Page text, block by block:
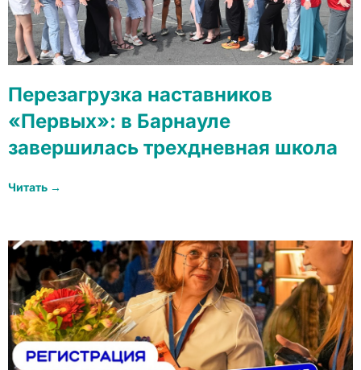
Перезагрузка наставников
«Первых»: в Барнауле
завершилась трехдневная школа
Читать →